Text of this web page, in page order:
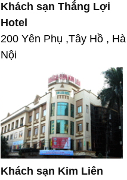
Khách sạn Thắng Lợi
Hotel
200 Yên Phụ ,Tây Hồ , Hà
Nội
Khách sạn Kim Liên